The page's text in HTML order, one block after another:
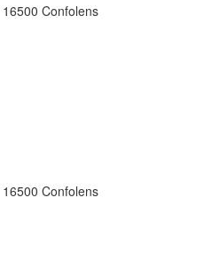
16500 Confolens
16500 Confolens